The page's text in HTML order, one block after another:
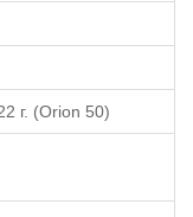
г. (Orion 50)